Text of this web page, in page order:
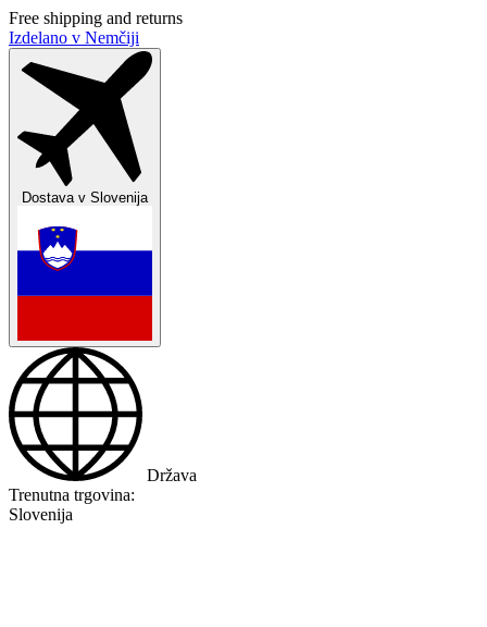
Free shipping and returns
Izdelano v Nemčiji
Dostava v Slovenija
Država
Trenutna trgovina:
Slovenija